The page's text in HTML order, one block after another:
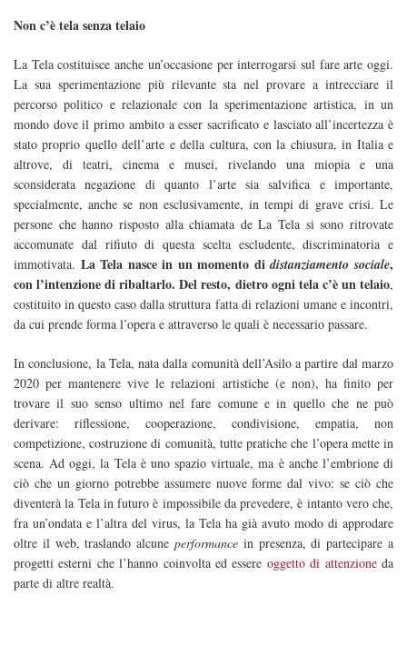
Non c’è tela senza telaio
La Tela costituisce anche un’occasione per interrogarsi sul fare arte oggi.
La sua sperimentazione più rilevante sta nel provare a intrecciare il
percorso politico e relazionale con la sperimentazione artistica, in un
mondo dove il primo ambito a esser sacrificato e lasciato all’incertezza è
stato proprio quello dell’arte e della cultura, con la chiusura, in Italia e
altrove, di teatri, cinema e musei, rivelando una miopia e una
sconsiderata negazione di quanto l’arte sia salvifica e importante,
specialmente, anche se non esclusivamente, in tempi di grave crisi. Le
persone che hanno risposto alla chiamata de La Tela si sono ritrovate
accomunate dal rifiuto di questa scelta escludente, discriminatoria e
immotivata. La Tela nasce in un momento didistanziamento sociale,
con l’intenzione di ribaltarlo. Del resto, dietro ogni tela c’è un telaio,
costituito in questo caso dalla struttura fatta di relazioni umane e incontri,
da cui prende forma l’opera e attraverso le quali è necessario passare.
In conclusione, la Tela, nata dalla comunità dell’Asilo a partire dal marzo
2020 per mantenere vive le relazioni artistiche (e non), ha finito per
trovare il suo senso ultimo nel fare comune e in quello che ne può
derivare: riflessione, cooperazione, condivisione, empatia, non
competizione, costruzione di comunità, tutte pratiche che l’opera mette in
scena. Ad oggi, la Tela è uno spazio virtuale, ma è anche l’embrione di
ciò che un giorno potrebbe assumere nuove forme dal vivo: se ciò che
diventerà la Tela in futuro è impossibile da prevedere, è intanto vero che,
fra un’ondata e l’altra del virus, la Tela ha già avuto modo di approdare
oltre il web, traslando alcune performance in presenza, di partecipare a
progetti esterni che l’hanno coinvolta ed essere oggetto di attenzioneda
parte di altre realtà.